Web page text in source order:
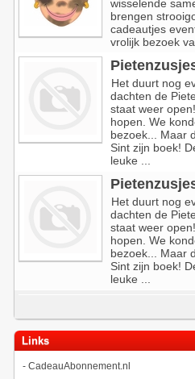
wisselende
brengen
cadeautjes
vrolijk bezoek
Het duurt nog
dachten de
staat weer
hopen. We
bezoek... Maar
Sint zijn boek!
leuke ...
Het duurt nog
dachten de
staat weer
hopen. We
bezoek... Maar
Sint zijn boek!
leuke ...
Links
- CadeauAbonnement.nl